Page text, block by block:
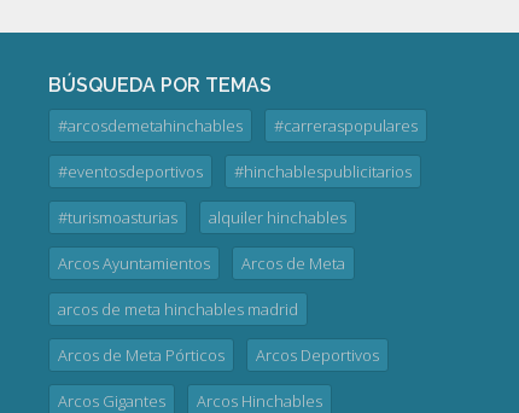
BÚSQUEDA POR TEMAS
#arcosdemetahinchables #carreraspopulares
#eventosdeportivos #hinchablespublicitarios
#turismoasturias alquiler hinchables
Arcos Ayuntamientos Arcos de Meta
arcos de meta hinchables madrid
Arcos de Meta Pórticos Arcos Deportivos
Arcos Gigantes Arcos Hinchables